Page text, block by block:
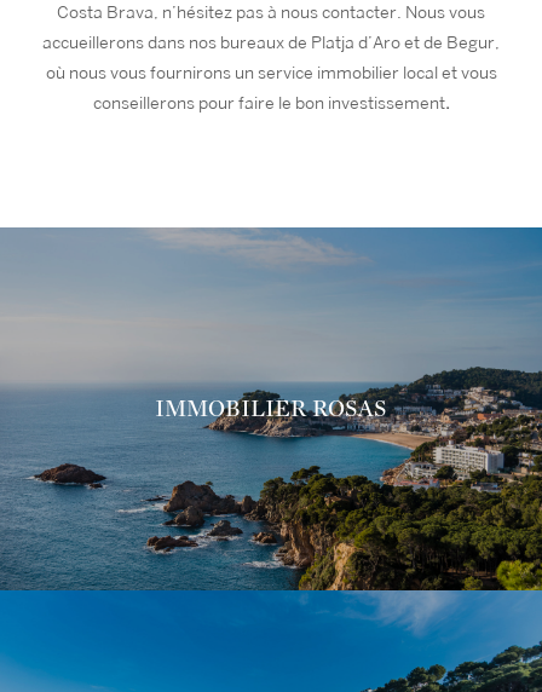
Costa Brava, n’hésitez pas à nous contacter. Nous vous
accueillerons dans nos bureaux de Platja d’Aro et de Begur,
où nous vous fournirons un service immobilier local et vous
conseillerons pour faire le bon investissement.
IMMOBILIER ROSAS